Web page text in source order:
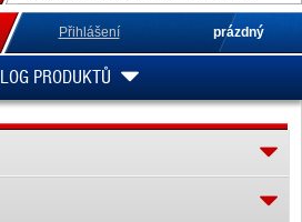
Přihlášení prázdný
PRODUKTŮ